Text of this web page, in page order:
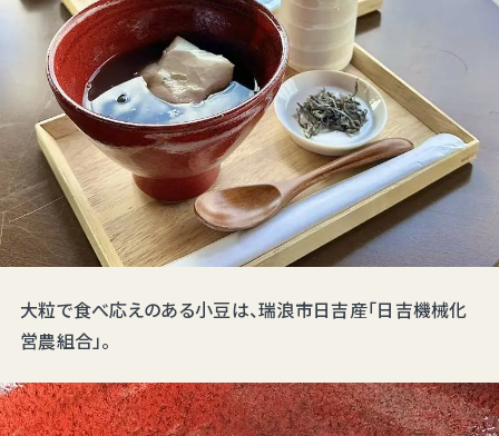
大粒で食べ応えのある小豆は、瑞浪市日吉産「日吉機械化
営農組合」。